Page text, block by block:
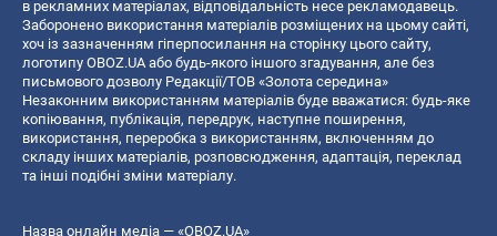
в рекламних матеріалах, відповідальність несе рекламодавець.
Заборонено використання матеріалів розміщених на цьому сайті,
хоч із зазначенням гіперпосилання на сторінку цього сайту,
логотипу OBOZ.UA або будь-якого іншого згадування, але без
письмового дозволу Редакції/ТОВ «Золота середина»
Незаконним використанням матеріалів буде вважатися: будь-яке
копiювання, публiкацiя, передрук, наступне поширення,
використання, переробка з використанням, включенням до
складу інших матеріалів, розповсюдження, адаптація, переклад
та інші подібні зміни матеріалу.
Назва онлайн медіа — «OBOZ.UA»